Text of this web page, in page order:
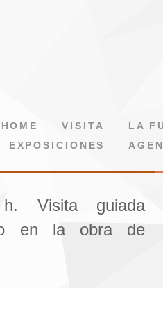
HOME VISITA LA
EXPOSICIONES
Visita guiada
en la obra de